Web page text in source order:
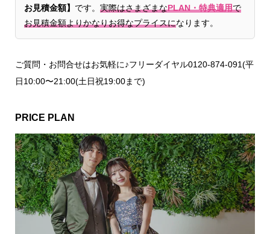
お見積金額】 です。 実際はさまざまなPLAN・特典適用で
お見積金額よりかなりお得なプライスになります。
ご質問・お問合せはお気軽に♪フリーダイヤル0120-874-091(平
日10:00〜21:00(土日祝19:00まで)
PRICE PLAN